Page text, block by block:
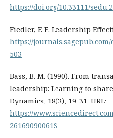
https://doi.org/10.33111/
Fiedler, F. E. Leadership
https://journals.sagepub.com/
503
Bass, B. M. (1990). From
leadership: Learning to
Dynamics, 18(3), 19-31. URL:
https://
26169090061S